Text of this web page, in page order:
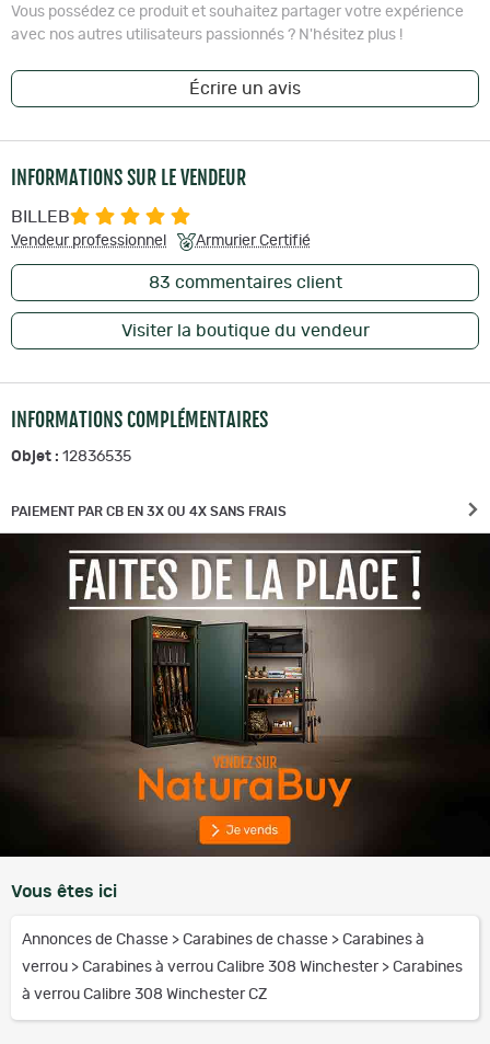
Vous possédez ce produit et souhaitez partager votre expérience
avec nos autres utilisateurs passionnés ? N'hésitez plus !
Écrire un avis
INFORMATIONS SUR LE VENDEUR
BILLEB
Vendeur professionnel Armurier Certifié
83 commentaires client
Visiter la boutique du vendeur
INFORMATIONS COMPLÉMENTAIRES
Objet : 12836535
PAIEMENT PAR CB EN 3X OU 4X SANS FRAIS
Vous êtes ici
Annonces de Chasse > Carabines de chasse > Carabines à
verrou > Carabines à verrou Calibre 308 Winchester > Carabines
à verrou Calibre 308 Winchester CZ